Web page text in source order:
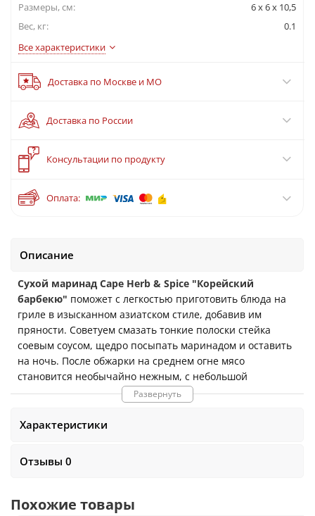
Размеры, см:
6 x 6 x 10,5
Вес, кг:
0.1
Все характеристики
Доставка по Москве и МО
?
Консультации по продукту
Доставка по России
Оплата:
Описание
Сухой маринад Cape Herb & Spice "Корейский
барбекю" поможет с легкостью приготовить блюда на
гриле в изысканном азиатском стиле, добавив им
пряности. Советуем смазать тонкие полоски стейка
соевым соусом, щедро посыпать маринадом и оставить
на ночь. После обжарки на среднем огне мясо
становится необычайно нежным, с небольшой
остротой.Состав: морская соль, жареный лук,
коричневый сахар, чеснок, имбирь, семена кунжута,
ломтики паприки, чили, кайенский перец, паприка.
углеводы
Степень остроты:средний
Развернуть
Характеристики
Отзывы 0
Похожие товары